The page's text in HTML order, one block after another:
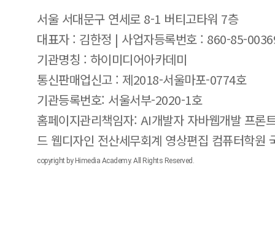
서울 서대문구 연세로 8-1 버티고타워 7층
대표자 : 김한정 | 사업자등록번호 : 860-85-
기관명칭 : 하이미디어아카데미
통신판매업신고 : 제2018-서울마포-0774호
기관등록번호: 서울서부-2020-1호
홈페이지관리책임자: AI개발자 자바웹개발 프론
드 웹디자인 전산세무회계 영상편집 컴퓨터학원
copyright by Himedia Academy. All Rights Reserved.